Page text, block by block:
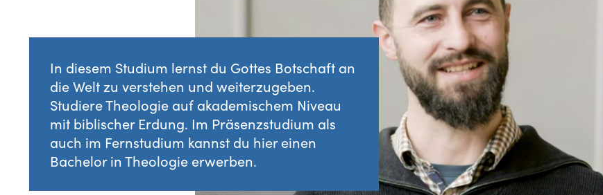
In diesem Studium lernst du Gottes Botschaft an
die Welt zu verstehen und weiterzugeben.
Studiere Theologie auf akademischem Niveau
mit biblischer Erdung. Im Präsenzstudium als
auch im Fernstudium kannst du hier einen
Bachelor in Theologie erwerben.